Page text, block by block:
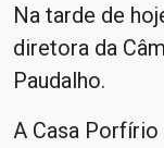
Na tarde de
diretora da
Paudalho.
A Casa